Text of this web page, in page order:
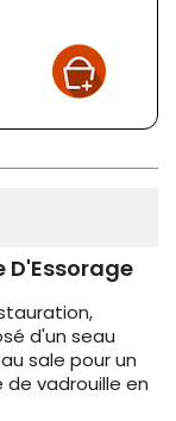
D'Essorage
d'un seau
sale pour un
vadrouille en